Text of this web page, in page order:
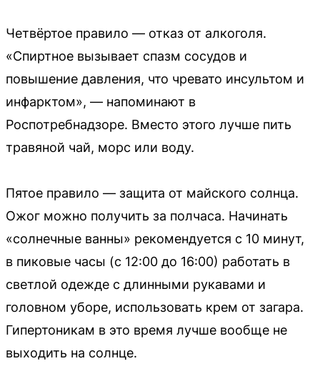
Четвёртое правило — отказ от алкоголя.
«Спиртное вызывает спазм сосудов и
повышение давления, что чревато инсультом и
инфарктом», — напоминают в
Роспотребнадзоре. Вместо этого лучше пить
травяной чай, морс или воду.
Пятое правило — защита от майского солнца.
Ожог можно получить за полчаса. Начинать
«солнечные ванны» рекомендуется с 10 минут,
в пиковые часы (с 12:00 до 16:00) работать в
светлой одежде с длинными рукавами и
головном уборе, использовать крем от загара.
Гипертоникам в это время лучше вообще не
выходить на солнце.